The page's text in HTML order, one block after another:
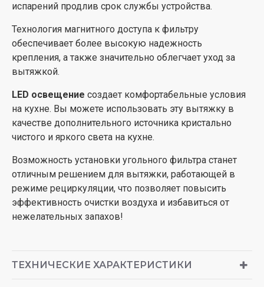
испарений продлив срок службы устройства.
Технология магнитного доступа к фильтру
обеспечивает более высокую надежность
крепления, а также значительно облегчает уход за
вытяжкой.
LED освещение создает комфортабельные условия
на кухне. Вы можете использовать эту вытяжку в
качестве дополнительного источника кристально
чистого и яркого света на кухне.
Возможность установки угольного фильтра станет
отличным решением для вытяжки, работающей в
режиме рециркуляции, что позволяет повысить
эффективность очистки воздуха и избавиться от
нежелательных запахов!
ТЕХНИЧЕСКИЕ ХАРАКТЕРИСТИКИ